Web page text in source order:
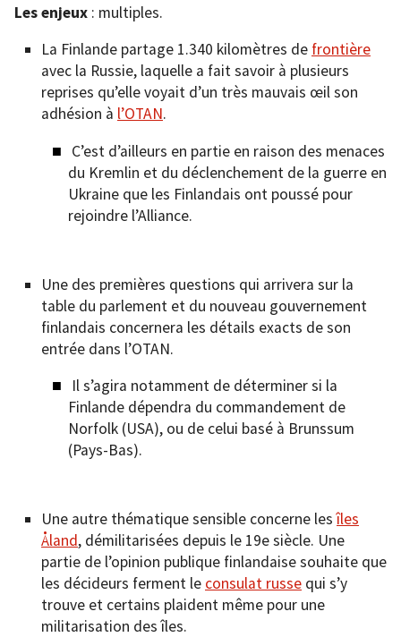
Les enjeux : multiples.
La Finlande partage 1.340 kilomètres de frontière
avec la Russie, laquelle a fait savoir à plusieurs
reprises qu’elle voyait d’un très mauvais œil son
adhésion à l’OTAN.
C’est d’ailleurs en partie en raison des menaces
du Kremlin et du déclenchement de la guerre en
Ukraine que les Finlandais ont poussé pour
rejoindre l’Alliance.
Une des premières questions qui arrivera sur la
table du parlement et du nouveau gouvernement
finlandais concernera les détails exacts de son
entrée dans l’OTAN.
Il s’agira notamment de déterminer si la
Finlande dépendra du commandement de
Norfolk (USA), ou de celui basé à Brunssum
(Pays-Bas).
Une autre thématique sensible concerne lesîles
Åland, démilitarisées depuis le 19e siècle. Une
partie de l’opinion publique finlandaise souhaite que
les décideurs ferment le consulat russe qui s’y
trouve et certains plaident même pour une
militarisation des îles.